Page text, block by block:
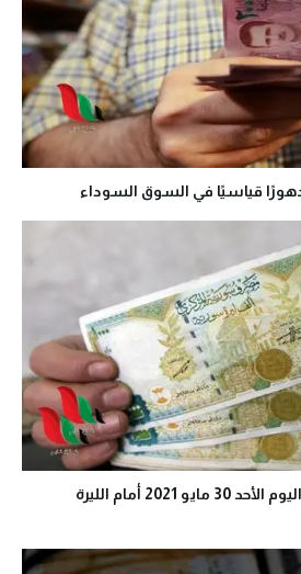
قياسيًا في السوق السوداء
سعر الدولار في سوريا اليوم الأحد 30 مايو 2021 أمام الليرة